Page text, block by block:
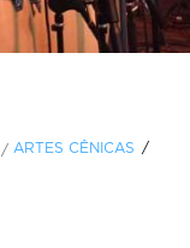
/ ARTES CÊNICAS